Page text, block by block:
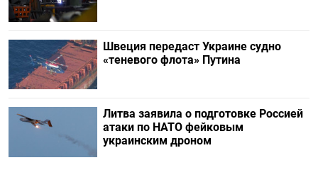
Швеция передаст Украине судно
«теневого флота» Путина
Литва заявила о подготовке Россией
атаки по НАТО фейковым
украинским дроном